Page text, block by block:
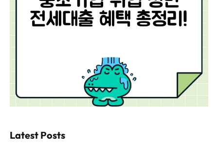
Latest Posts